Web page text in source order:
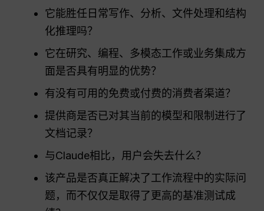
它能胜任日常写作、分析、文件处理和结构
化推理吗？
它在研究、编程、多模态工作或业务集成方
面是否具有明显的优势？
有没有可用的免费或付费的消费者渠道？
提供商是否已对其当前的模型和限制进行了
文档记录？
与Claude相比，用户会失去什么？
该产品是否真正解决了工作流程中的实际问
题，而不仅仅是取得了更高的基准测试成